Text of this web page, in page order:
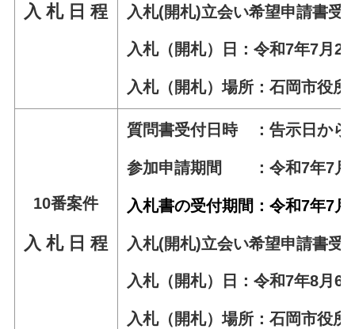
入 札 日 程 入札(開札)立会い希望申請書受
入札（開札）日：令和7年7月
入札（開札）場所：石岡市役
10番案件
入 札 日 程
質問書受付日時 ：告示日から
参加申請期間 ：令和7年7月9
入札書の受付期間：令和7年7
入札(開札)立会い希望申請書受
入札（開札）日：令和7年8月6
入札（開札）場所：石岡市役